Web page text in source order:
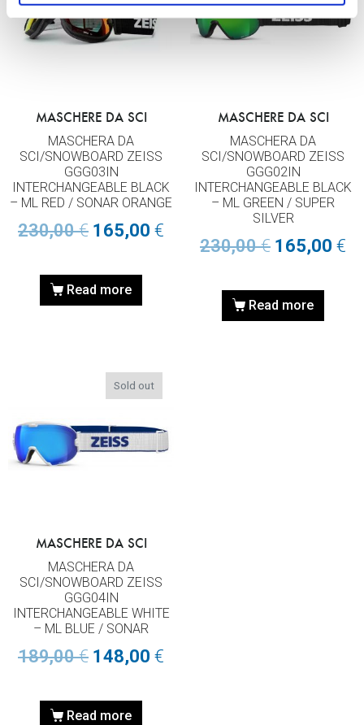
MASCHERE DA SCI
MASCHERA DA
SCI/SNOWBOARD ZEISS
GGG03IN
INTERCHANGEABLE BLACK
– ML RED / SONAR ORANGE
230,00€ 165,00 €
Read more
MASCHERE DA SCI
MASCHERA DA
SCI/SNOWBOARD ZEISS
GGG02IN
INTERCHANGEABLE BLACK
– ML GREEN / SUPER
SILVER
230,00€ 165,00 €
Read more
Sold out
MASCHERE DA SCI
MASCHERA DA
SCI/SNOWBOARD ZEISS
GGG04IN
INTERCHANGEABLE WHITE
– ML BLUE / SONAR
189,00€ 148,00 €
Read more